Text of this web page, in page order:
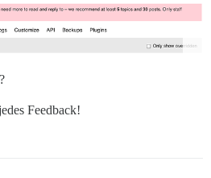
Feedback!